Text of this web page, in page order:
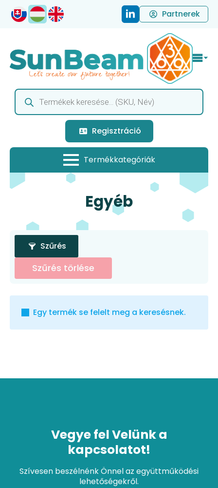
Partnerek
Products
search
Regisztráció
Egyéb
Szűrés
Szűrés törlése
Egy termék se felelt meg a keresésnek.
Vegye fel Velünk a
kapcsolatot!
Szívesen beszélnénk Önnel az együttműködési
lehetőségekről.